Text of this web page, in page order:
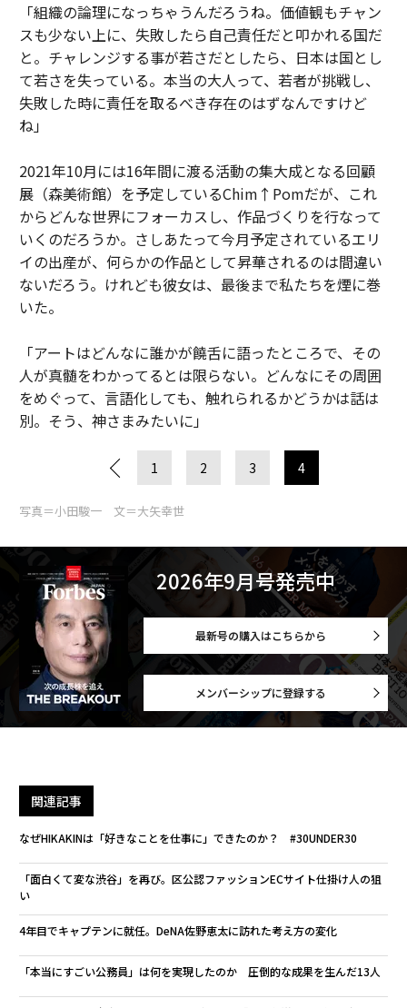
「組織の論理になっちゃうんだろうね。価値観もチャン
スも少ない上に、失敗したら自己責任だと叩かれる国だ
と。チャレンジする事が若さだとしたら、日本は国とし
て若さを失っている。本当の大人って、若者が挑戦し、
失敗した時に責任を取るべき存在のはずなんですけど
ね」
2021年10月には16年間に渡る活動の集大成となる回顧
展（森美術館）を予定しているChim↑Pomだが、これ
からどんな世界にフォーカスし、作品づくりを行なって
いくのだろうか。さしあたって今月予定されているエリ
イの出産が、何らかの作品として昇華されるのは間違い
ないだろう。けれども彼女は、最後まで私たちを煙に巻
いた。
「アートはどんなに誰かが饒舌に語ったところで、その
人が真髄をわかってるとは限らない。どんなにその周囲
をめぐって、言語化しても、触れられるかどうかは話は
別。そう、神さまみたいに」
1 2 3 4
写真＝小田駿一 文＝大矢幸世
2026年9月号発売中
最新号の購入はこちらから
メンバーシップに登録する
関連記事
なぜHIKAKINは「好きなことを仕事に」できたのか？ #30UNDER30
「面白くて変な渋谷」を再び。区公認ファッションECサイト仕掛け人の狙
い
4年目でキャプテンに就任。DeNA佐野恵太に訪れた考え方の変化
「本当にすごい公務員」は何を実現したのか 圧倒的な成果を生んだ13人